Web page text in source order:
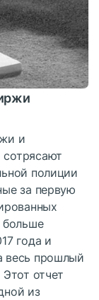
и
полиции
за первую
больше
года и
весь прошлый
отчет
из